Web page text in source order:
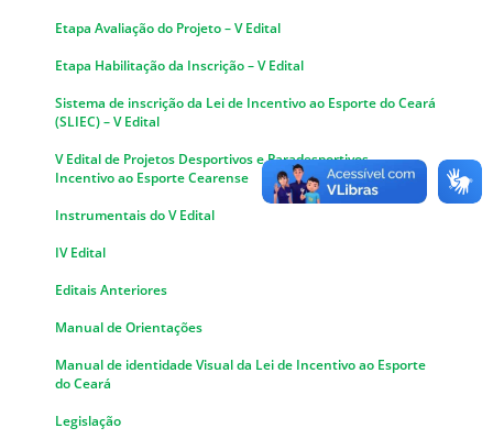
Etapa Avaliação do Projeto – V Edital
Etapa Habilitação da Inscrição – V Edital
Sistema de inscrição da Lei de Incentivo ao Esporte do Ceará
(SLIEC) – V Edital
V Edital de Projetos Desportivos e Paradesportivos –
Incentivo ao Esporte Cearense
Instrumentais do V Edital
IV Edital
Editais Anteriores
Manual de Orientações
Manual de identidade Visual da Lei de Incentivo ao Esporte
do Ceará
Legislação